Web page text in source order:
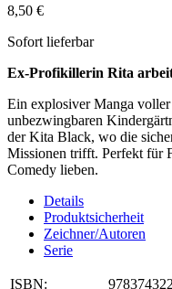
8,50 €
Sofort lieferbar
Ex-Profikillerin Rita
Ein explosiver Manga
unbezwingbaren
der Kita Black, wo die
Missionen trifft. Perfekt für
Comedy lieben.
Details
Produktsicherheit
Zeichner/Autoren
Serie
ISBN: